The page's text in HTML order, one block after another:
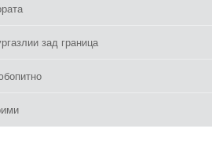
зад граница